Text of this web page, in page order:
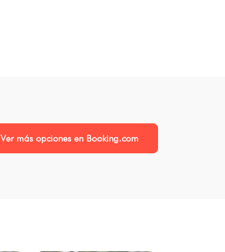
Ver más opciones en Booking.com